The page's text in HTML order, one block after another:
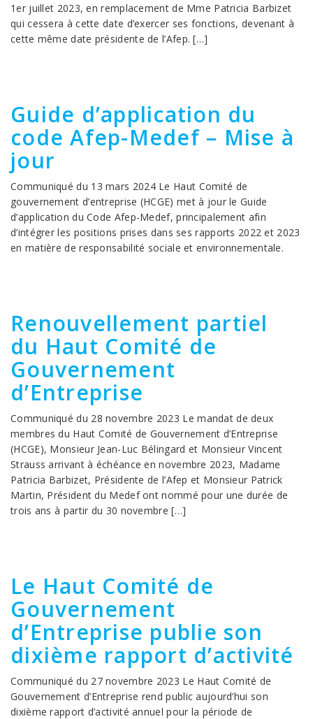
1er juillet 2023, en remplacement de Mme Patricia Barbizet
qui cessera à cette date d’exercer ses fonctions, devenant à
cette même date présidente de l’Afep. […]
Guide d’application du
code Afep-Medef – Mise à
jour
Communiqué du 13 mars 2024 Le Haut Comité de
gouvernement d’entreprise (HCGE) met à jour le Guide
d’application du Code Afep-Medef, principalement afin
d’intégrer les positions prises dans ses rapports 2022 et 2023
en matière de responsabilité sociale et environnementale.
Renouvellement partiel
du Haut Comité de
Gouvernement
d’Entreprise
Communiqué du 28 novembre 2023 Le mandat de deux
membres du Haut Comité de Gouvernement d’Entreprise
(HCGE), Monsieur Jean-Luc Bélingard et Monsieur Vincent
Strauss arrivant à échéance en novembre 2023, Madame
Patricia Barbizet, Présidente de l’Afep et Monsieur Patrick
Martin, Président du Medef ont nommé pour une durée de
trois ans à partir du 30 novembre […]
Le Haut Comité de
Gouvernement
d’Entreprise publie son
dixième rapport d’activité
Communiqué du 27 novembre 2023 Le Haut Comité de
Gouvernement d’Entreprise rend public aujourd’hui son
dixième rapport d’activité annuel pour la période de